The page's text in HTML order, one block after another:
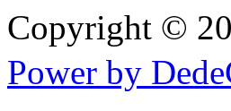
Copyright ©
Power by